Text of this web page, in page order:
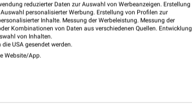
❯ PROSPEKT BLÄTTERN
reduzierter Daten zur Auswahl von Werbeanzeigen. Erstellung
personalisierter Werbung. Erstellung von Profilen zur
Inhalte. Messung der Werbeleistung. Messung der
Kombinationen von Daten aus verschiedenen Quellen. Entwicklung
von Inhalten.
USA gesendet werden.
Website/App.